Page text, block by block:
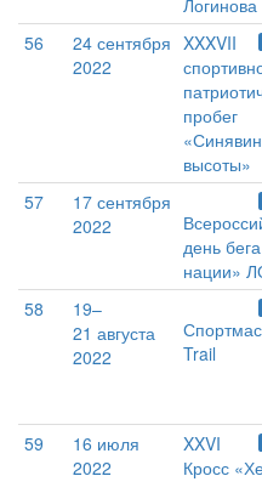
Логинова
56
24 сентября
2022
XXXVII
пробег
высоты»
57
17 сентября
2022
день
нации»
58
19–
21 августа
2022
Trail
59
16 июля
2022
XXVI
Кросс